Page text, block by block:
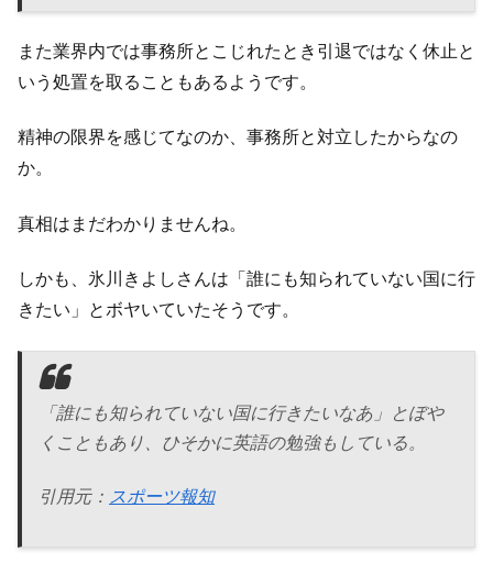
また業界内では事務所とこじれたとき引退ではなく休止と
いう処置を取ることもあるようです。
精神の限界を感じてなのか、事務所と対立したからなの
か。
真相はまだわかりませんね。
しかも、氷川きよしさんは「誰にも知られていない国に行
きたい」とボヤいていたそうです。
「誰にも知られていない国に行きたいなあ」とぼや
くこともあり、ひそかに英語の勉強もしている。
引用元： スポーツ報知